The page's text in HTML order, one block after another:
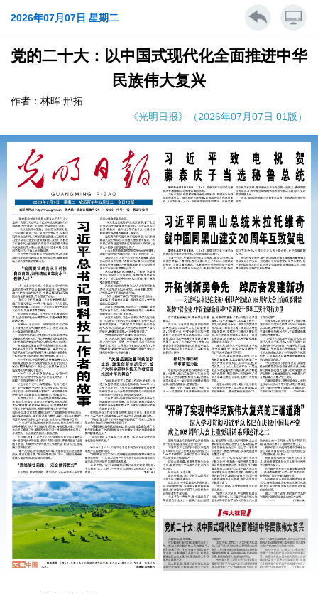
2026年07月07日 星期二
党的二十大：以中国式现代化全面推进中华
民族伟大复兴
作者：林晖 邢拓
《光明日报》（2026年07月07日 01版）